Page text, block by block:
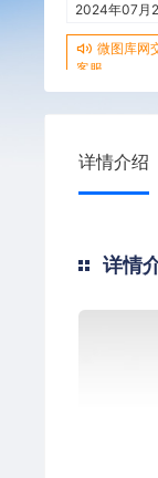
2024年07月
微图库网
客服
详情介绍
详情